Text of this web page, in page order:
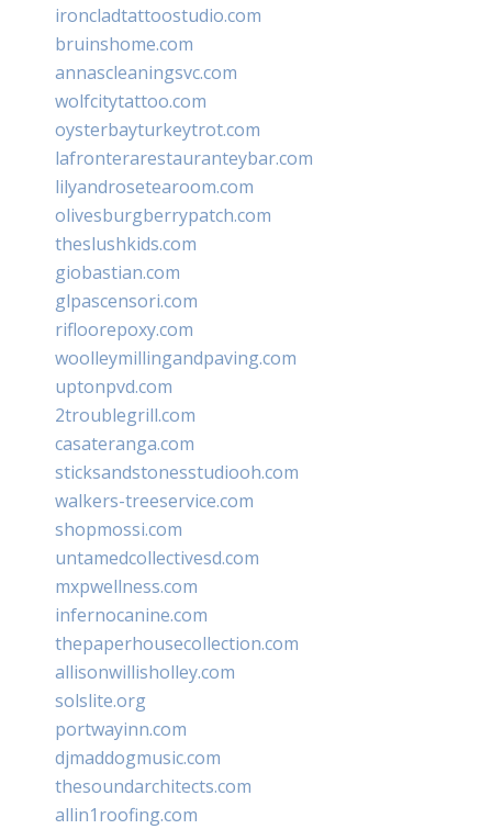
ironcladtattoostudio.com
bruinshome.com
annascleaningsvc.com
wolfcitytattoo.com
oysterbayturkeytrot.com
lafronterarestauranteybar.com
lilyandrosetearoom.com
olivesburgberrypatch.com
theslushkids.com
giobastian.com
glpascensori.com
rifloorepoxy.com
woolleymillingandpaving.com
uptonpvd.com
2troublegrill.com
casateranga.com
sticksandstonesstudiooh.com
walkers-treeservice.com
shopmossi.com
untamedcollectivesd.com
mxpwellness.com
infernocanine.com
thepaperhousecollection.com
allisonwillisholley.com
solslite.org
portwayinn.com
djmaddogmusic.com
thesoundarchitects.com
allin1roofing.com